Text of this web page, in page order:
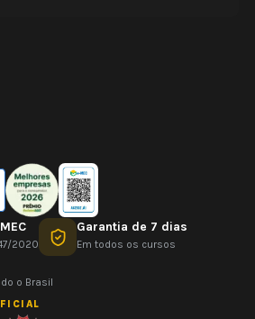
2020
Garantia de 7 dias
Em todos os cursos
o Brasil